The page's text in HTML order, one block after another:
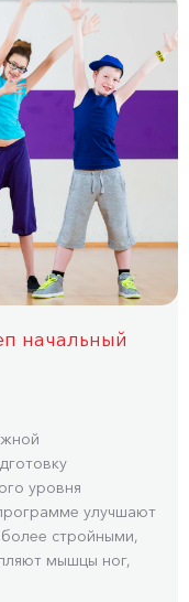
начальный
уровня
улучшают
стройными,
мышцы ног,